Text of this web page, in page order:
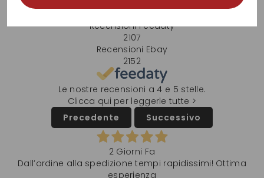
Recensioni Feedaty
2107
Recensioni Ebay
2152
Le nostre recensioni a 4 e 5 stelle.
Clicca qui per leggerle tutte >
Precedente
Successivo
2 Giorni Fa
Dall’ordine alla spedizione tempi rapidissimi! Ottima
esperienza